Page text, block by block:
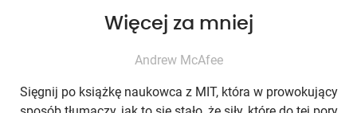
Więcej za mniej
Andrew McAfee
Sięgnij po książkę naukowca z MIT, która w prowokujący